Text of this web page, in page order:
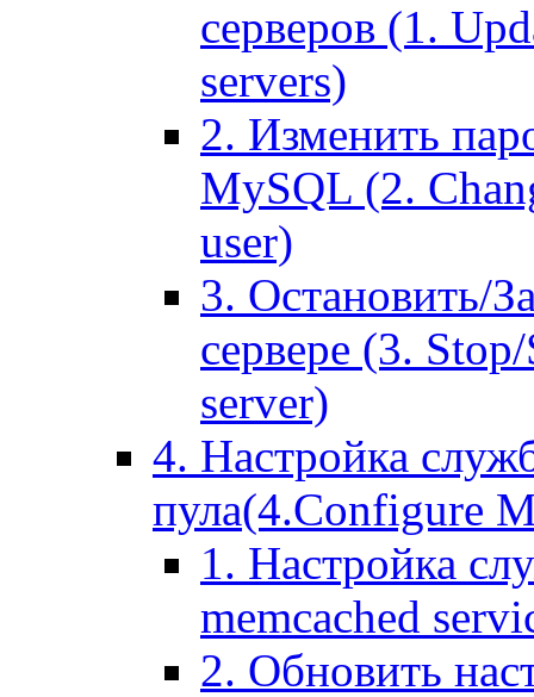
серверов (1.
servers)
2. Изменить
MySQL (2.
user)
3. Остановить/
сервере (3.
server)
4. Настройка
пула(4.Configure
1. Настройка
memcached
2. Обновить